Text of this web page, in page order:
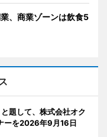
、商業ゾーンは飲食5
題して、株式会社オク
ーを2026年9月16日